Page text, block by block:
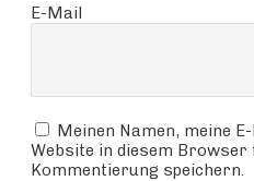
E-Mail
Meinen Namen, meine
Website in diesem Browser
Kommentierung speichern.